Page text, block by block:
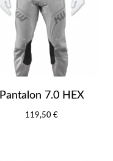
Pantalon 7.0 HEX
119,50 €